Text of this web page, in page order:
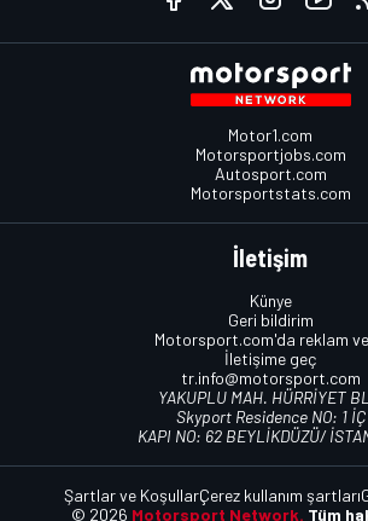
Motor1.com
Motorsportjobs.com
Autosport.com
Motorsportstats.com
İletişim
Künye
Geri bildirim
Motorsport.com'da reklam
İletişime geç
tr.info@motorsport.com
YAKUPLU MAH. HÜRRİYET
Skyport Residence NO: 1 İÇ
KAPI NO: 62 BEYLİKDÜZÜ/
© 2026 Motorsport Network. Tüm
Şartlar ve KoşullarÇerez kullanım şartları